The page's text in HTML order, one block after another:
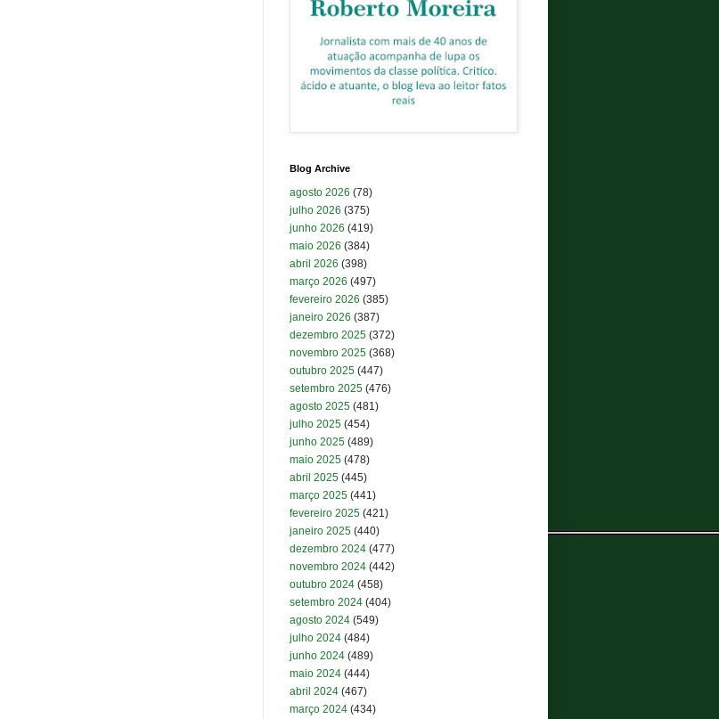
Blog Archive
agosto 2026 (78)
julho 2026 (375)
junho 2026 (419)
maio 2026 (384)
abril 2026 (398)
março 2026 (497)
fevereiro 2026 (385)
janeiro 2026 (387)
dezembro 2025 (372)
novembro 2025 (368)
outubro 2025 (447)
setembro 2025 (476)
agosto 2025 (481)
julho 2025 (454)
junho 2025 (489)
maio 2025 (478)
abril 2025 (445)
março 2025 (441)
fevereiro 2025 (421)
janeiro 2025 (440)
dezembro 2024 (477)
novembro 2024 (442)
outubro 2024 (458)
setembro 2024 (404)
agosto 2024 (549)
julho 2024 (484)
junho 2024 (489)
maio 2024 (444)
abril 2024 (467)
março 2024 (434)